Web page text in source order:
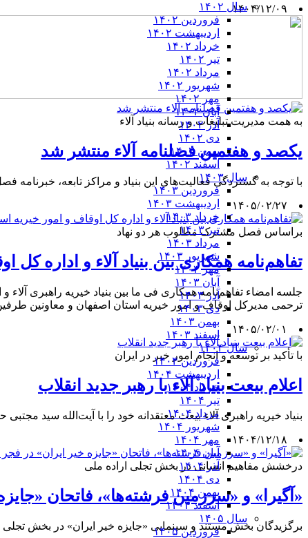
سال ۱۴۰۲
فروردین ۱۴۰۲
اردیبهشت ۱۴۰۲
خرداد ۱۴۰۲
تیر ۱۴۰۲
مرداد ۱۴۰۲
شهریور ۱۴۰۲
مهر ۱۴۰۲
آبان ۱۴۰۲
آذر ۱۴۰۲
دی ۱۴۰۲
بهمن ۱۴۰۲
اسفند ۱۴۰۲
سال ۱۴۰۳
فروردین ۱۴۰۳
اردیبهشت ۱۴۰۳
خرداد ۱۴۰۳
تیر ۱۴۰۳
مرداد ۱۴۰۳
شهریور ۱۴۰۳
مهر ۱۴۰۳
آبان ۱۴۰۳
آذر ۱۴۰۳
دی ۱۴۰۳
بهمن ۱۴۰۳
اسفند ۱۴۰۳
سال ۱۴۰۴
فروردین ۱۴۰۴
اردیبهشت ۱۴۰۴
خرداد ۱۴۰۴
تیر ۱۴۰۴
مرداد ۱۴۰۴
شهریور ۱۴۰۴
مهر ۱۴۰۴
آبان ۱۴۰۴
آذر ۱۴۰۴
دی ۱۴۰۴
بهمن ۱۴۰۴
اسفند ۱۴۰۴
سال ۱۴۰۵
فروردین ۱۴۰۵
۱۴۰۴/۱۲/۰۹
به همت مدیریت تبلیغات و رسانه بنیاد آلاء
یکصد و هفتمین فصلنامه آلاء منتشر شد
با توجه به گستردگی فعالیت‌های این بنیاد و مراکز تابعه، خبرنامه فصل زمستان ۱۴۰۴ به عنوان «فصلنامه آلاء» با شرح مختصری از فعالیت‌های انجام شده بنیاد
۱۴۰۵/۰۲/۲۷
براساس فصل مشترک مطلوب هر دو نهاد
تفاهم‌نامه همکاری بین بنیاد آلاء و اداره
ترحمی مدیرکل اوقاف و امور خیریه استان اصفهان و معاونین
۱۴۰۵/۰۲/۰۱
با تأکید بر توسعه و انجام امور خیر در ایران
اعلام بیعت بنیاد آلاء با رهبر جدید انقلاب
بنیاد خیریه راهبری آلاء بیعت معتقدانه خود را با آیت‌الله سید
۱۴۰۴/۱۲/۱۸
درخشش مفاهیم انسانی در بخش تجلی اراده ملی
«آگیرا» و «سرزمین فرشته‌ها»، فاتحان «جایزه
برگزیدگان بخش مستند و سینمایی «جایزه خیر ایران» در بخش